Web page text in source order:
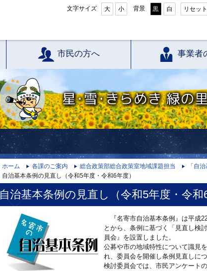
文字サイズ 大 小 背景 黒 白 リセット
市民の方へ 事業者
星・雪・きらめき 緑の里 なよろ
ホーム 各課のご案内 総合政策部総合政策室地域課題担当
「自
自治基本条例の見直し（令和5年度・令和6年度）
自治基本条例の見直し（令和5年度・令和6
『名寄市自治基本条例』は平成
とから、条例に基づく「見直し検
員会』を設置しました。
公募や市の地域特性について識見
れ、委員会を開催し条例見直しに
検討委員会では、市民アンケート